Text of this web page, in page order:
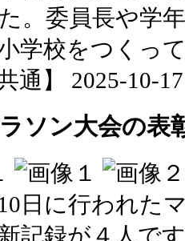
。委員長や学
学校をつくっ
通】 2025-10-
ソン大会の表
日に行われた
記録が４人で